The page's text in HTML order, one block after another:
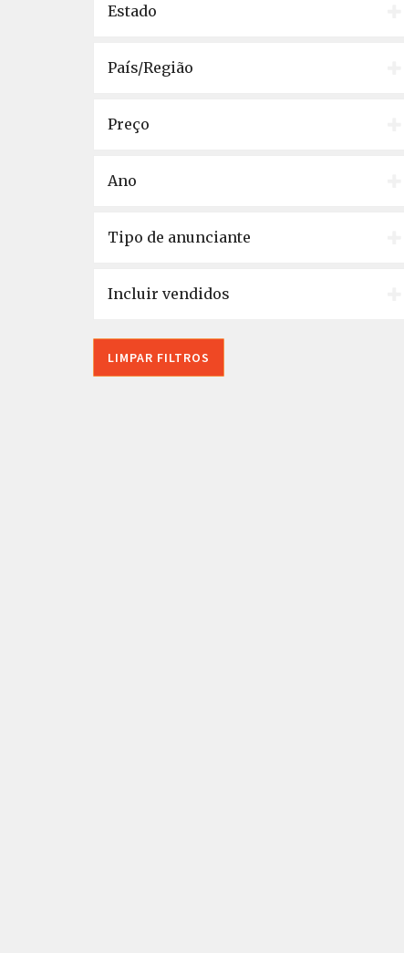
Estado
País/Região
Preço
Ano
Tipo de anunciante
Incluir vendidos
LIMPAR FILTROS